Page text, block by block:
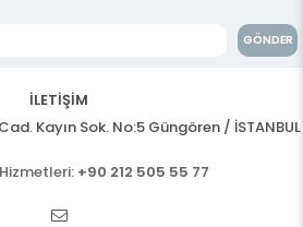
GÖNDER
İLETİŞİM
Kayın Sok. No:5 Güngören / İSTANBUL
+90 212 505 55 77